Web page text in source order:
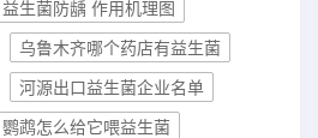
益生菌防龋 作用机理图
乌鲁木齐哪个药店有益生菌
河源出口益生菌企业名单
鹦鹉怎么给它喂益生菌